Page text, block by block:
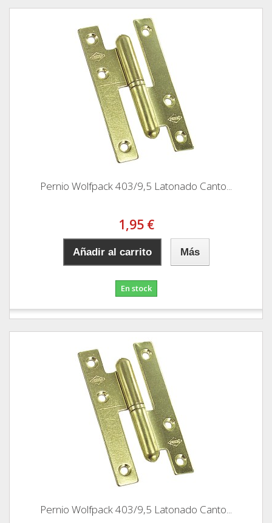
Pernio Wolfpack 403/9,5 Latonado Canto...
1,95 €
Añadir al carrito Más
En stock
Pernio Wolfpack 403/9,5 Latonado Canto...